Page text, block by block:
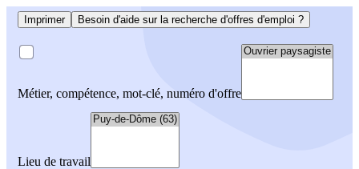
Imprimer Besoin d'aide sur la recherche d'offres d'emploi ?
Métier, compétence, mot-clé, numéro d'offre
Lieu de travail